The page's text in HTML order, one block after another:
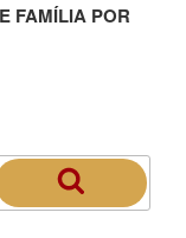
FAMÍLIA POR